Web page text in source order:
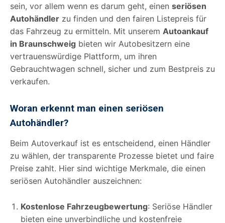
sein, vor allem wenn es darum geht, einen seriösen
Autohändler zu finden und den fairen Listepreis für
das Fahrzeug zu ermitteln. Mit unserem Autoankauf
in Braunschweig bieten wir Autobesitzern eine
vertrauenswürdige Plattform, um ihren
Gebrauchtwagen schnell, sicher und zum Bestpreis zu
verkaufen.
Woran erkennt man einen seriösen
Autohändler?
Beim Autoverkauf ist es entscheidend, einen Händler
zu wählen, der transparente Prozesse bietet und faire
Preise zahlt. Hier sind wichtige Merkmale, die einen
seriösen Autohändler auszeichnen:
Kostenlose Fahrzeugbewertung: Seriöse Händler
bieten eine unverbindliche und kostenfreie